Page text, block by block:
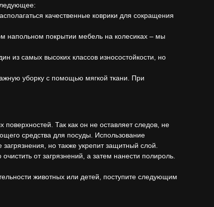
качественные коврики для сокращения
напольном покрытии мебель на колесиках – мы
из самых высоких классов износостойкости, но
уборку с помощью мягкой ткани. При
Так как он не оставляет следов, не
средства для посуды. Использование
но также укрепит защитный слой.
от загрязнений, а затем нанести полироль.
животных или детей, поступите следующим